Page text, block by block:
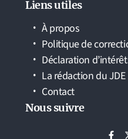
Liens utiles
À propos
Politique de
Déclaration
La rédaction du JDE
Contact
Nous suivre